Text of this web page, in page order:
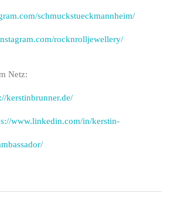
schmuckstueckmannheim/
rocknrolljewellery/
Netz:
kerstinbrunner.de/
www.linkedin.com/in/kerstin-